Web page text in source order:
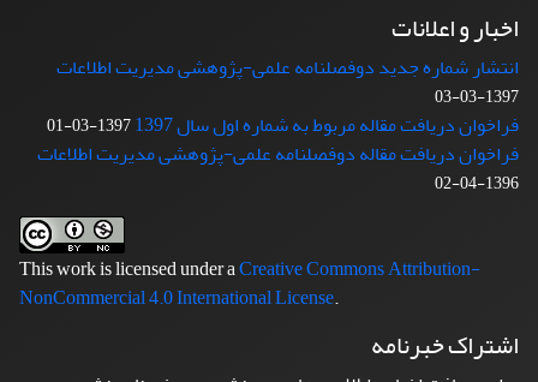
اخبار و اعلانات
انتشار شماره جدید دوفصلنامه علمی-پژوهشی مدیریت اطلاعات
1397-03-03
فراخوان دریافت مقاله مربوط به شماره اول سال 1397 1397-03-01
فراخوان دریافت مقاله دوفصلنامه علمی-پژوهشی مدیریت اطلاعات
1396-04-02
This work is licensed under aCreative Commons Attribution-
NonCommercial 4.0 International License.
اشتراک خبرنامه